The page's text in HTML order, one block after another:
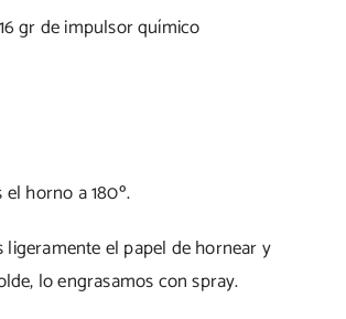
16 gr de impulsor químico
horno a 180º.
ligeramente el papel de hornear y
lo engrasamos con spray.